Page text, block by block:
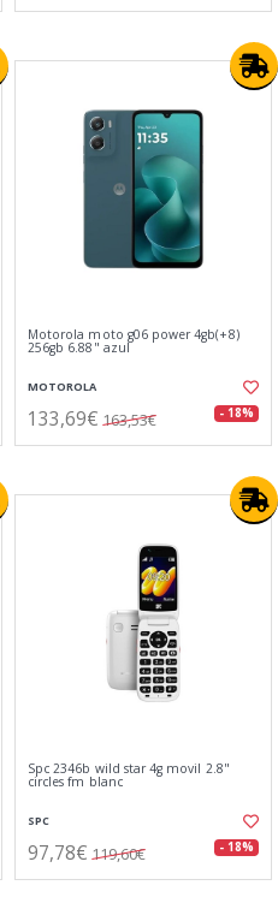
Motorola moto g06 power 4gb(+8)
256gb 6.88" azul
MOTOROLA
133,69€ 163,53€ - 18%
Spc 2346b wild star 4g movil 2.8"
circles fm blanc
SPC
97,78€ 119,60€ - 18%